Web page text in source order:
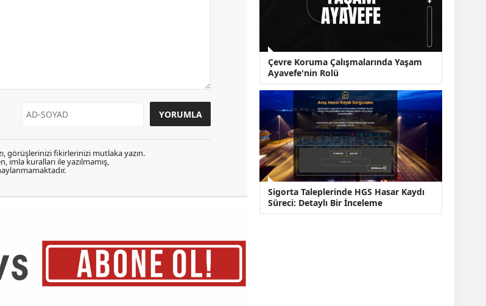
görüşlerinizi fikirlerinizi mutlaka yazın.
imla kuralları ile yazılmamış,
Çevre Koruma Çalışmalarında Yaşam
Ayavefe'nin Rolü
Sigorta Taleplerinde HGS Hasar Kaydı
Süreci: Detaylı Bir İnceleme